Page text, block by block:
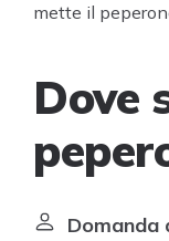
mette il
Dove